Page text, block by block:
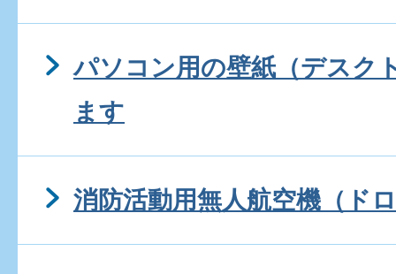
パソコン用の壁紙（デスク
ます
消防活動用無人航空機（ド